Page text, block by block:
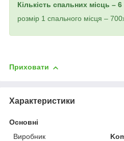
Кількість спальних місць – 6
розмір 1 спального місця –
Приховати
Характеристики
Основні
Виробник